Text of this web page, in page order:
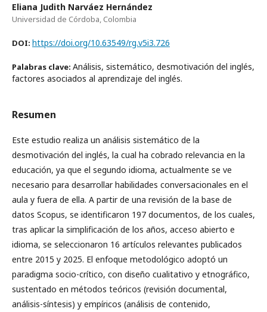
Eliana Judith Narváez Hernández
Universidad de Córdoba, Colombia
DOI: https://doi.org/10.63549/rg.v5i3.726
Palabras clave: Análisis, sistemático, desmotivación del inglés,
factores asociados al aprendizaje del inglés.
Resumen
Este estudio realiza un análisis sistemático de la
desmotivación del inglés, la cual ha cobrado relevancia en la
educación, ya que el segundo idioma, actualmente se ve
necesario para desarrollar habilidades conversacionales en el
aula y fuera de ella. A partir de una revisión de la base de
datos Scopus, se identificaron 197 documentos, de los cuales,
tras aplicar la simplificación de los años, acceso abierto e
idioma, se seleccionaron 16 artículos relevantes publicados
entre 2015 y 2025. El enfoque metodológico adoptó un
paradigma socio-crítico, con diseño cualitativo y etnográfico,
sustentado en métodos teóricos (revisión documental,
análisis-síntesis) y empíricos (análisis de contenido,